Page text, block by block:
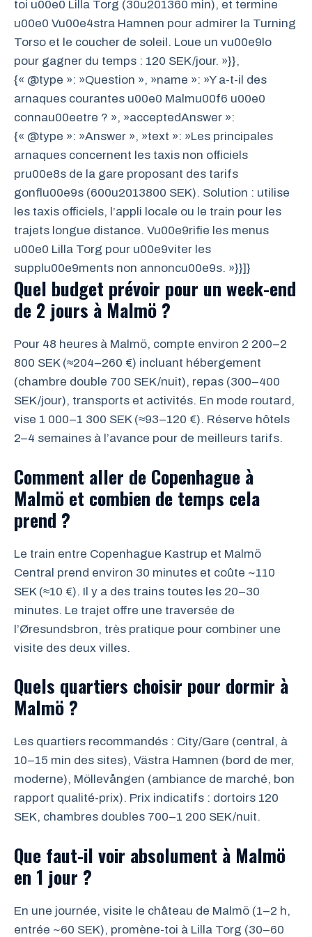
toi u00e0 Lilla Torg (30u201360 min), et termine
u00e0 Vu00e4stra Hamnen pour admirer la Turning
Torso et le coucher de soleil. Loue un vu00e9lo
pour gagner du temps : 120 SEK/jour. »}},
{« @type »: »Question », »name »: »Y a-t-il des
arnaques courantes u00e0 Malmu00f6 u00e0
connau00eetre ? », »acceptedAnswer »:
{« @type »: »Answer », »text »: »Les principales
arnaques concernent les taxis non officiels
pru00e8s de la gare proposant des tarifs
gonflu00e9s (600u2013800 SEK). Solution : utilise
les taxis officiels, l’appli locale ou le train pour les
trajets longue distance. Vu00e9rifie les menus
u00e0 Lilla Torg pour u00e9viter les
supplu00e9ments non annoncu00e9s. »}}]}
Quel budget prévoir pour un week-end
de 2 jours à Malmö ?
Pour 48 heures à Malmö, compte environ 2 200–2
800 SEK (≈204–260 €) incluant hébergement
(chambre double 700 SEK/nuit), repas (300–400
SEK/jour), transports et activités. En mode routard,
vise 1 000–1 300 SEK (≈93–120 €). Réserve hôtels
2–4 semaines à l’avance pour de meilleurs tarifs.
Comment aller de Copenhague à
Malmö et combien de temps cela
prend ?
Le train entre Copenhague Kastrup et Malmö
Central prend environ 30 minutes et coûte ~110
SEK (≈10 €). Il y a des trains toutes les 20–30
minutes. Le trajet offre une traversée de
l’Øresundsbron, très pratique pour combiner une
visite des deux villes.
Quels quartiers choisir pour dormir à
Malmö ?
Les quartiers recommandés : City/Gare (central, à
10–15 min des sites), Västra Hamnen (bord de mer,
moderne), Möllevången (ambiance de marché, bon
rapport qualité-prix). Prix indicatifs : dortoirs 120
SEK, chambres doubles 700–1 200 SEK/nuit.
Que faut-il voir absolument à Malmö
en 1 jour ?
En une journée, visite le château de Malmö (1–2 h,
entrée ~60 SEK), promène-toi à Lilla Torg (30–60